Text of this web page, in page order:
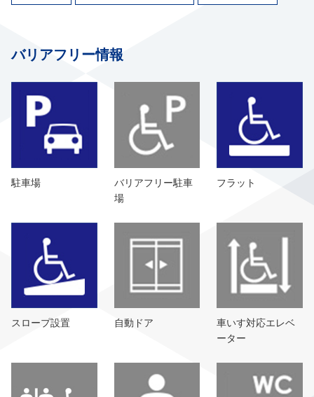
バリアフリー情報
駐車場
バリアフリー駐車
場
フラット
スロープ設置 自動ドア
車いす対応エレベ
ーター